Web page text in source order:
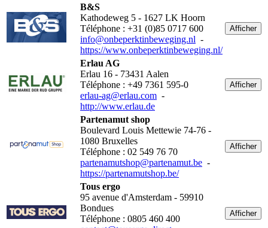
B&S
Kathodeweg 5 - 1627 LK Hoorn
Téléphone : +31 (0)85 0717 600
info@onbeperktinbeweging.nl -
https://www.onbeperktinbeweging.nl/
Afficher
Erlau AG
Erlau 16 - 73431 Aalen
Téléphone : +49 7361 595-0
erlau-ag@erlau.com -
http://www.erlau.de
Afficher
Partenamut shop
Boulevard Louis Mettewie 74-76 -
1080 Bruxelles
Téléphone : 02 549 76 70
partenamutshop@partenamut.be -
https://partenamutshop.be/
Afficher
Tous ergo
95 avenue d'Amsterdam - 59910
Bondues
Téléphone : 0805 460 400
Afficher